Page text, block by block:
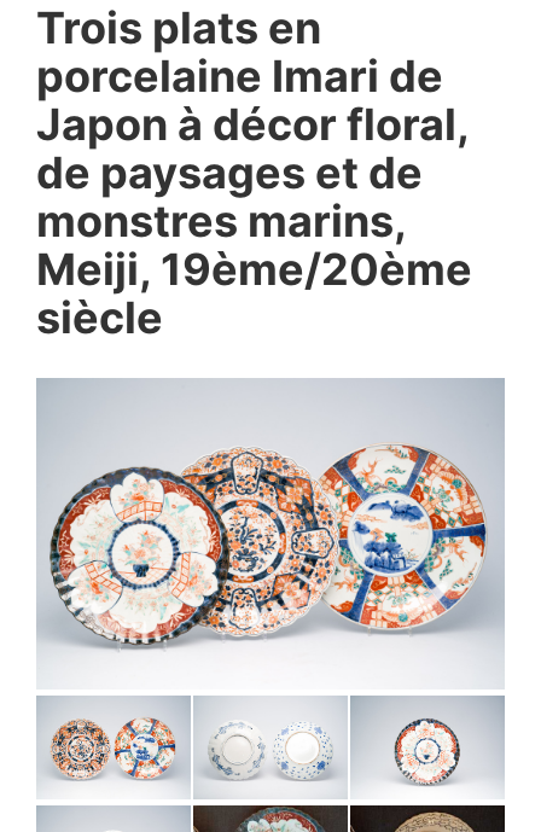
Trois plats en
porcelaine Imari de
Japon à décor floral,
de paysages et de
monstres marins,
Meiji, 19ème/20ème
siècle